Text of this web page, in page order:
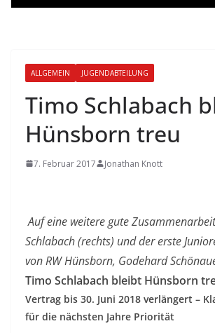
ALLGEMEIN JUGENDABTEILUNG
Timo Schlabach
Hünsborn treu
7. Februar 2017 Jonathan Knott
Auf eine weitere gute
Schlabach (rechts) und der erste
von RW Hünsborn, Godehard
Timo Schlabach bleibt Hünsborn
Vertrag bis 30. Juni 2018 verlängert –
für die nächsten Jahre Priorität